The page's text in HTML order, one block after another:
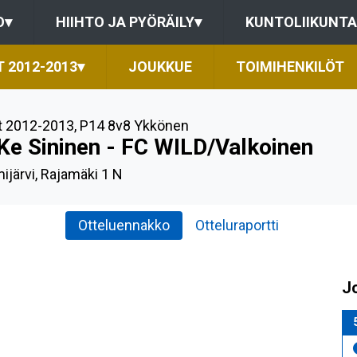
▾ HIIHTO JA PYÖRÄILY▾ KUNTOLIIKUNTA
2012-2013▾ JOUKKUE TOIMIHENKILÖT
2012-2013, P14 8v8 Ykkönen
Sininen - FC WILD/Valkoinen
Rajamäki 1 N
Otteluennakko Otteluraportti